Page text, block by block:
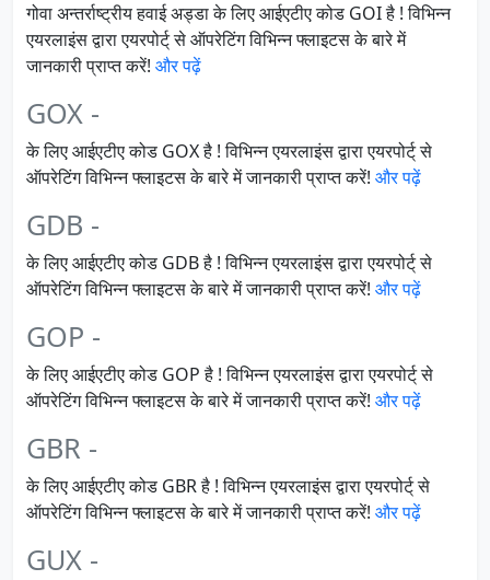
गोवा अन्तर्राष्ट्रीय हवाई अड्डा के लिए आईएटीए कोड GOI है ! विभिन्न
एयरलाइंस द्वारा एयरपोर्ट् से ऑपरेटिंग विभिन्न फ्लाइटस के बारे में
जानकारी प्राप्त करें! और पढ़ें
GOX -
के लिए आईएटीए कोड GOX है ! विभिन्न एयरलाइंस द्वारा एयरपोर्ट् से
ऑपरेटिंग विभिन्न फ्लाइटस के बारे में जानकारी प्राप्त करें! और पढ़ें
GDB -
के लिए आईएटीए कोड GDB है ! विभिन्न एयरलाइंस द्वारा एयरपोर्ट् से
ऑपरेटिंग विभिन्न फ्लाइटस के बारे में जानकारी प्राप्त करें! और पढ़ें
GOP -
के लिए आईएटीए कोड GOP है ! विभिन्न एयरलाइंस द्वारा एयरपोर्ट् से
ऑपरेटिंग विभिन्न फ्लाइटस के बारे में जानकारी प्राप्त करें! और पढ़ें
GBR -
के लिए आईएटीए कोड GBR है ! विभिन्न एयरलाइंस द्वारा एयरपोर्ट् से
ऑपरेटिंग विभिन्न फ्लाइटस के बारे में जानकारी प्राप्त करें! और पढ़ें
GUX -